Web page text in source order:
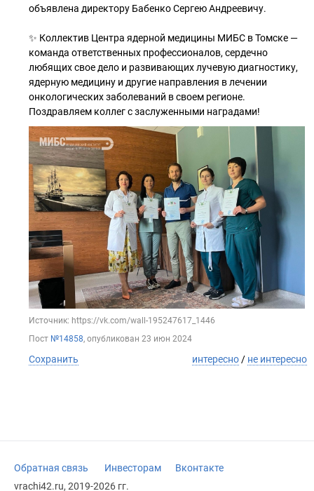
объявлена директору Бабенко Сергею Андреевичу.
✨ Коллектив Центра ядерной медицины МИБС в Томске —
команда ответственных профессионалов, сердечно
любящих свое дело и развивающих лучевую диагностику,
ядерную медицину и другие направления в лечении
онкологических заболеваний в своем регионе.
Поздравляем коллег с заслуженными наградами!
Источник: https://vk.com/wall-195247617_1446
Пост №14858, опубликован 23 июн 2024
Сохранить интересно / не интересно
Обратная связь Инвесторам
Вконтакте
vrachi42.ru, 2019-2026 гг.